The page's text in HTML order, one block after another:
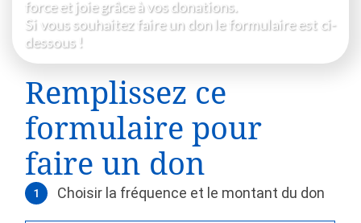
force et joie grâce à vos donations.
Si vous souhaitez faire un don le formulaire est ci-
dessous !
Remplissez ce
formulaire pour
faire un don
1 Choisir la fréquence et le montant du don